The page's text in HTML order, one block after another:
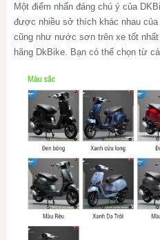
Một điểm nhấn đáng chú ý của
được nhiều sở thích khác nhau
cũng như nước sơn trên xe tốt
hãng DkBike. Bạn có thể chọn từ